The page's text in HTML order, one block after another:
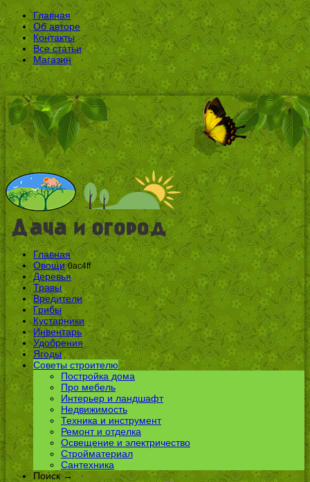
Главная
Об авторе
Контакты
Все статьи
Магазин
Главная
Овощи 0ac4ff
Деревья
Травы
Вредители
Грибы
Кустарники
Инвентарь
Удобрения
Ягоды
Советы строителю
Постройка дома
Про мебель
Интерьер и ландшафт
Недвижимость
Техника и инструмент
Ремонт и отделка
Освещение и электричество
Стройматериал
Сантехника
Поиск →